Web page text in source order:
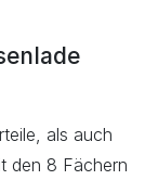
als auch
den 8 Fächern